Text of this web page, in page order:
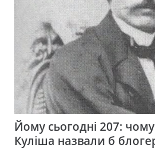
Йому сьогодні 207:
Куліша назвали б